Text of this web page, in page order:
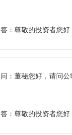
答： 尊敬的投资者您好
问： 董秘您好，请问
答： 尊敬的投资者您好